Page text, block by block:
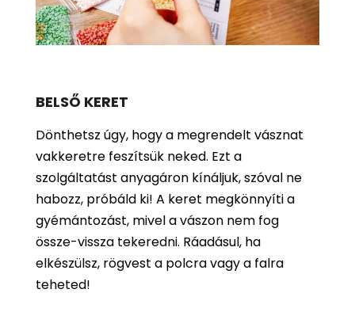
BELSŐ KERET
Dönthetsz úgy, hogy a megrendelt vásznat
vakkeretre feszítsük neked. Ezt a
szolgáltatást anyagáron kínáljuk, szóval ne
habozz, próbáld ki! A keret megkönnyíti a
gyémántozást, mivel a vászon nem fog
össze-vissza tekeredni. Ráadásul, ha
elkészülsz, rögvest a polcra vagy a falra
teheted!